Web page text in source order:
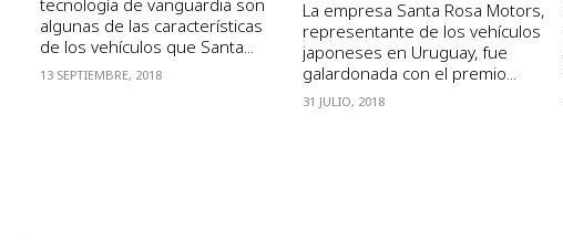
tecnología de vanguardia son
algunas de las características
de los vehículos que Santa...
13 SEPTIEMBRE, 2018
La empresa Santa Rosa Motors,
representante de los vehículos
japoneses en Uruguay, fue
galardonada con el premio...
31 JULIO, 2018